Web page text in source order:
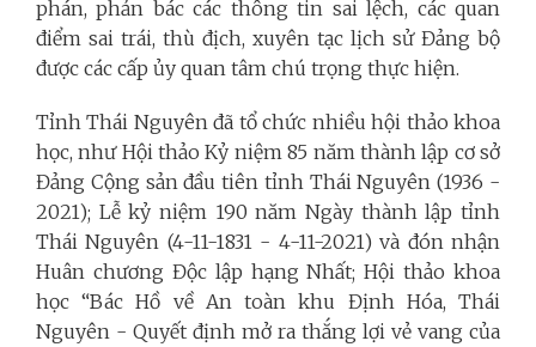
phán, phản bác các thông tin sai lệch, các quan
điểm sai trái, thù địch, xuyên tạc lịch sử Đảng bộ
được các cấp ủy quan tâm chú trọng thực hiện.
Tỉnh Thái Nguyên đã tổ chức nhiều hội thảo khoa
học, như Hội thảo Kỷ niệm 85 năm thành lập cơ sở
Đảng Cộng sản đầu tiên tỉnh Thái Nguyên (1936 -
2021); Lễ kỷ niệm 190 năm Ngày thành lập tỉnh
Thái Nguyên (4-11-1831 - 4-11-2021) và đón nhận
Huân chương Độc lập hạng Nhất; Hội thảo khoa
học “Bác Hồ về An toàn khu Định Hóa, Thái
Nguyên - Quyết định mở ra thắng lợi vẻ vang của